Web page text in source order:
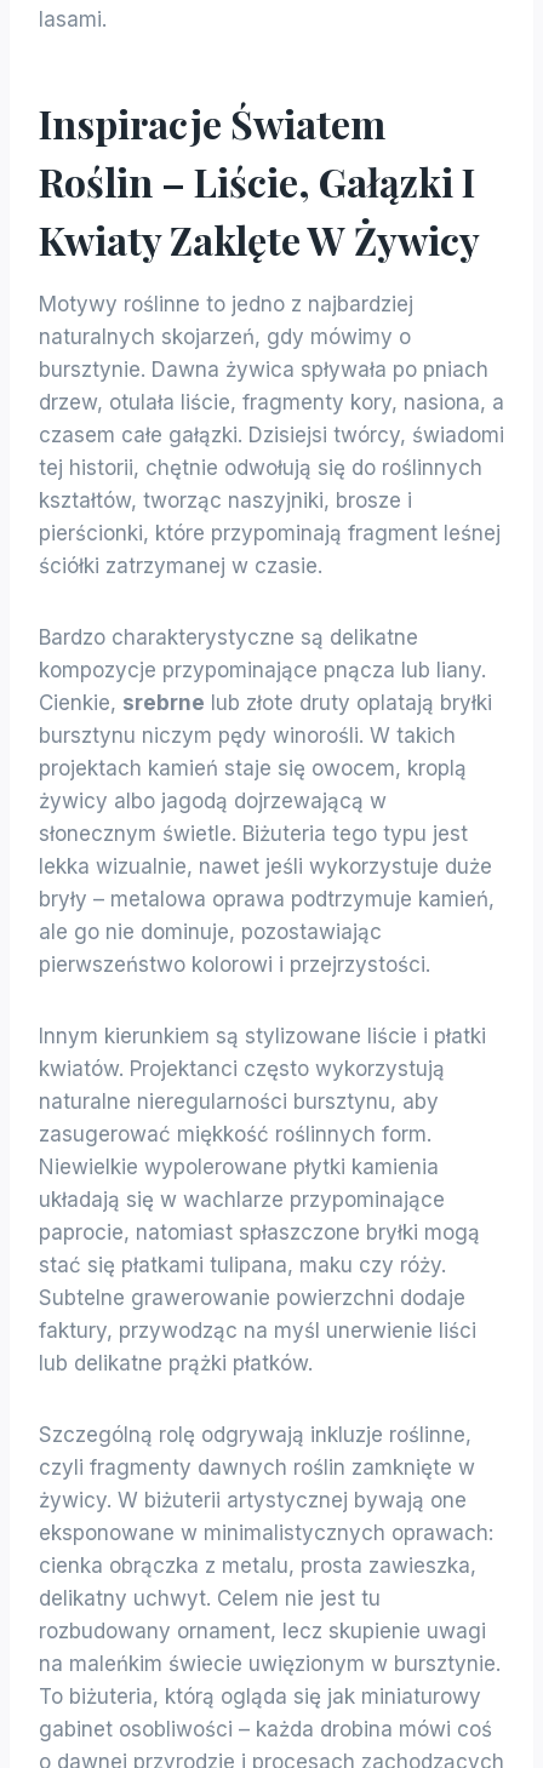
lasami.
Inspiracje Światem
Roślin – Liście, Gałązki I
Kwiaty Zaklęte W Żywicy
Motywy roślinne to jedno z najbardziej
naturalnych skojarzeń, gdy mówimy o
bursztynie. Dawna żywica spływała po pniach
drzew, otulała liście, fragmenty kory, nasiona, a
czasem całe gałązki. Dzisiejsi twórcy, świadomi
tej historii, chętnie odwołują się do roślinnych
kształtów, tworząc naszyjniki, brosze i
pierścionki, które przypominają fragment leśnej
ściółki zatrzymanej w czasie.
Bardzo charakterystyczne są delikatne
kompozycje przypominające pnącza lub liany.
Cienkie, srebrne lub złote druty oplatają bryłki
bursztynu niczym pędy winorośli. W takich
projektach kamień staje się owocem, kroplą
żywicy albo jagodą dojrzewającą w
słonecznym świetle. Biżuteria tego typu jest
lekka wizualnie, nawet jeśli wykorzystuje duże
bryły – metalowa oprawa podtrzymuje kamień,
ale go nie dominuje, pozostawiając
pierwszeństwo kolorowi i przejrzystości.
Innym kierunkiem są stylizowane liście i płatki
kwiatów. Projektanci często wykorzystują
naturalne nieregularności bursztynu, aby
zasugerować miękkość roślinnych form.
Niewielkie wypolerowane płytki kamienia
układają się w wachlarze przypominające
paprocie, natomiast spłaszczone bryłki mogą
stać się płatkami tulipana, maku czy róży.
Subtelne grawerowanie powierzchni dodaje
faktury, przywodząc na myśl unerwienie liści
lub delikatne prążki płatków.
Szczególną rolę odgrywają inkluzje roślinne,
czyli fragmenty dawnych roślin zamknięte w
żywicy. W biżuterii artystycznej bywają one
eksponowane w minimalistycznych oprawach:
cienka obrączka z metalu, prosta zawieszka,
delikatny uchwyt. Celem nie jest tu
rozbudowany ornament, lecz skupienie uwagi
na maleńkim świecie uwięzionym w bursztynie.
To biżuteria, którą ogląda się jak miniaturowy
gabinet osobliwości – każda drobina mówi coś
o dawnej przyrodzie i procesach zachodzących